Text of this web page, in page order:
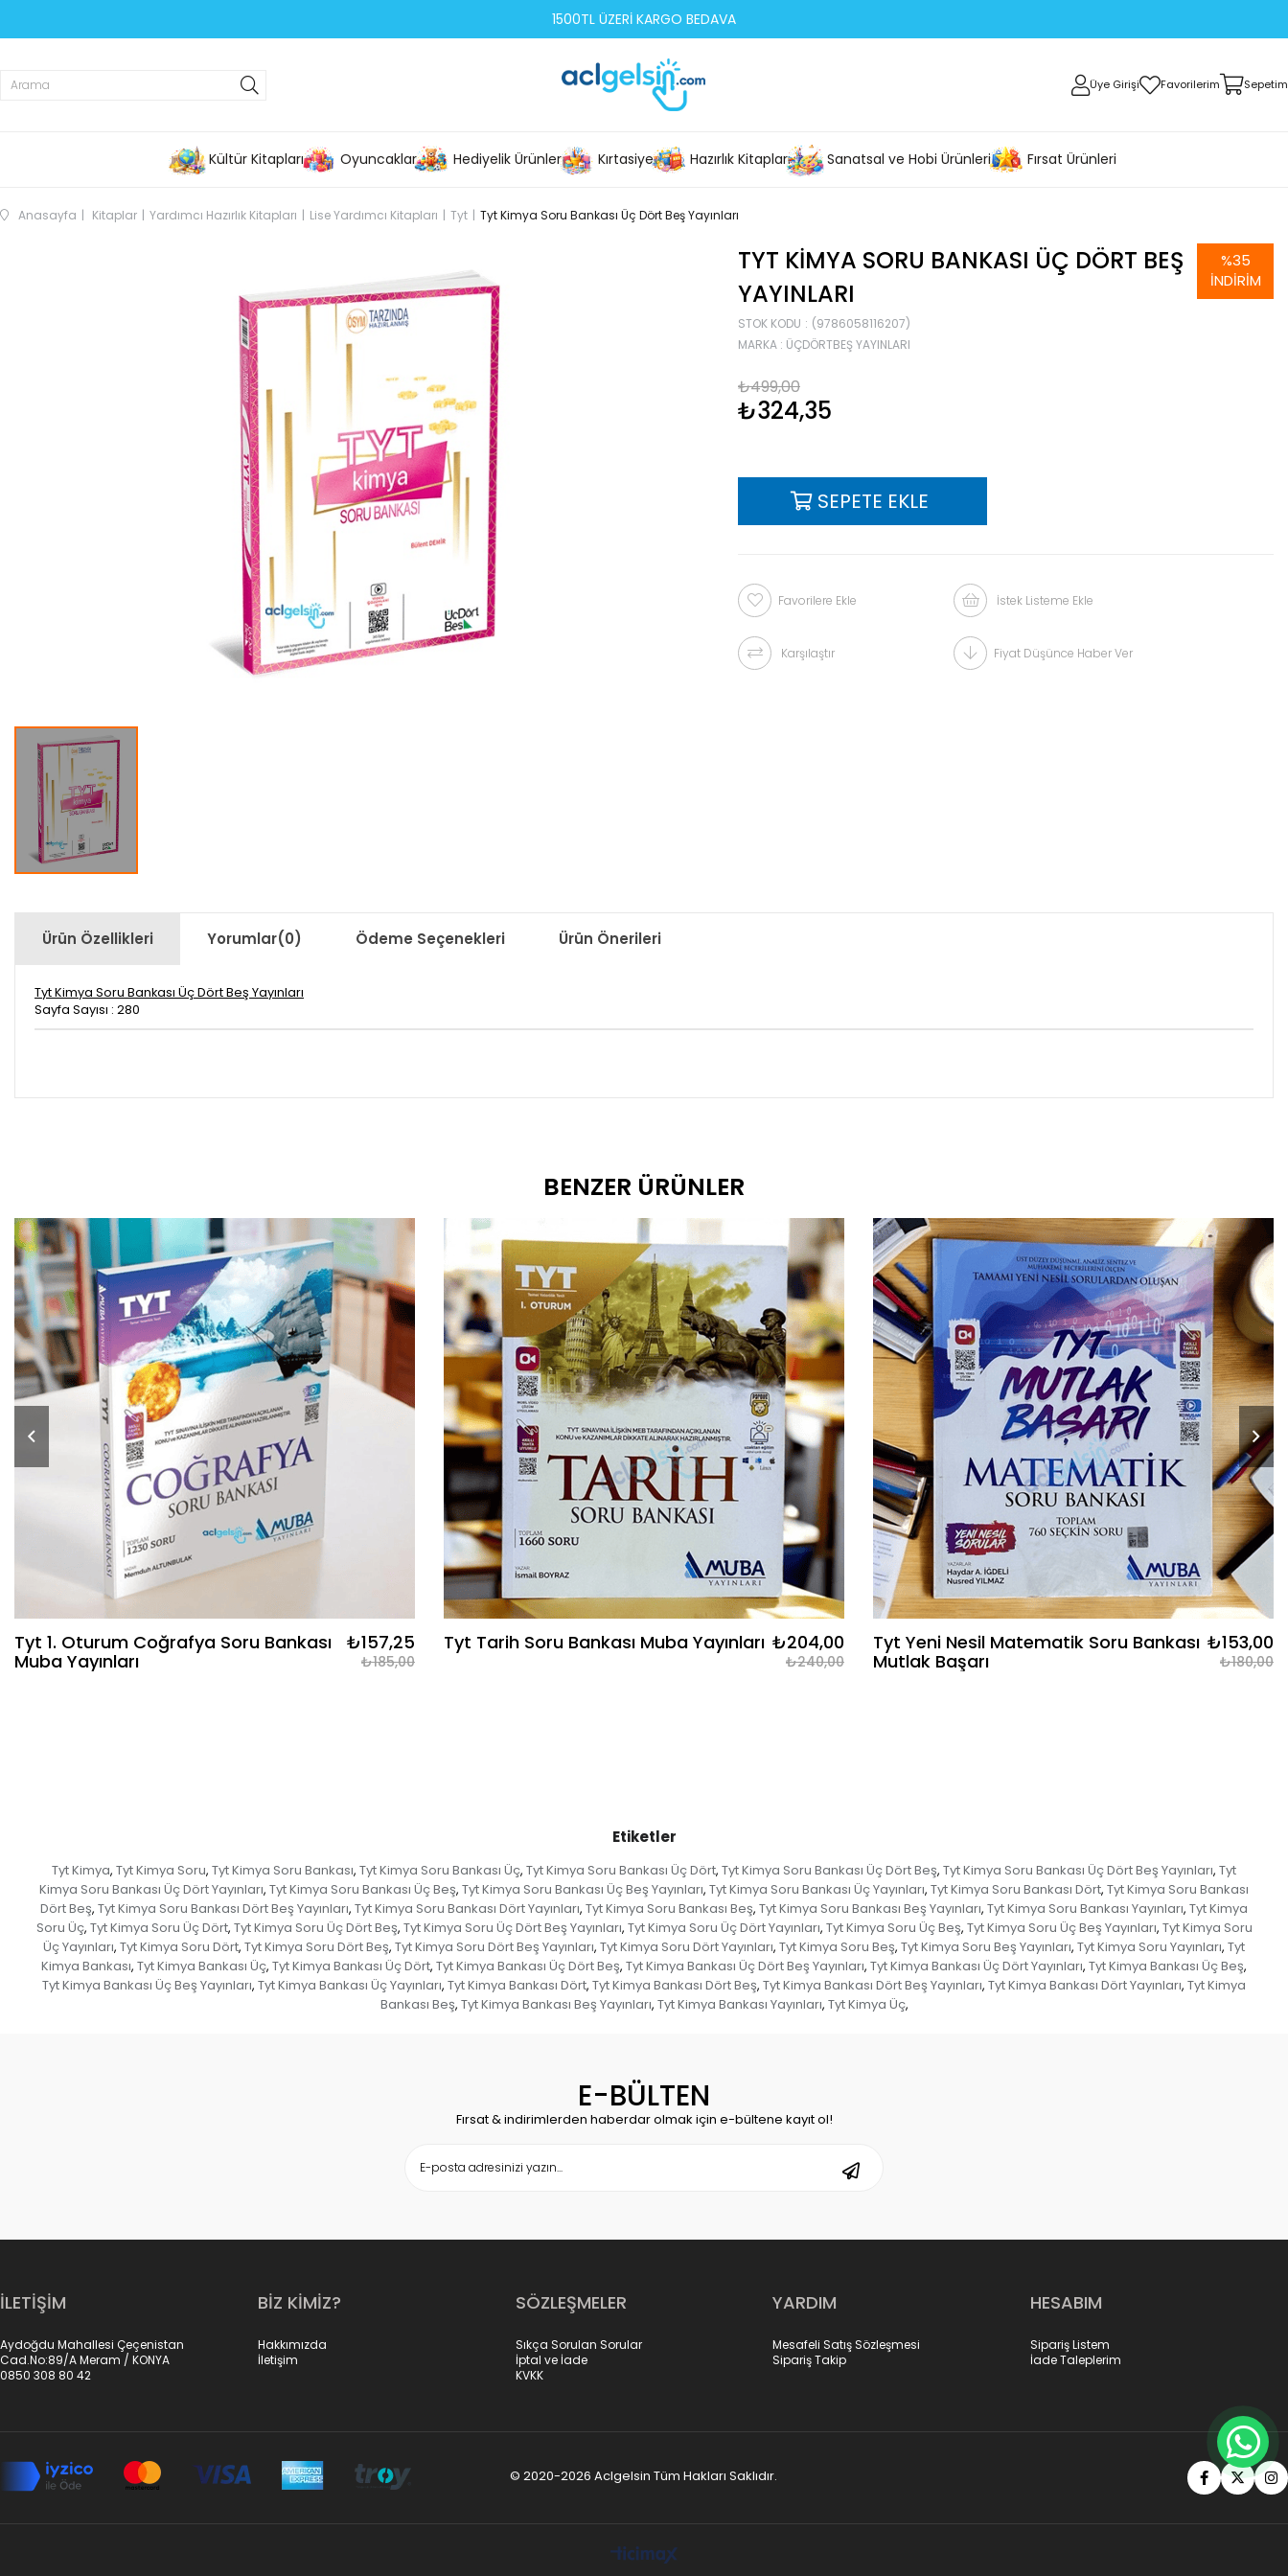
1500TL ÜZERİ KARGO BEDAVA
Üye Girişi Favorilerim Sepetim
Kültür Kitapları Oyuncaklar Hediyelik Ürünler Kırtasiye Hazırlık Kitapları Sanatsal ve Hobi Ürünleri Fırsat Ürünleri
Anasayfa Kitaplar Yardımcı Hazırlık Kitapları Lise Yardımcı Kitapları Tyt Tyt Kimya Soru Bankası Üç Dört Beş Yayınları
TYT KIMYA SORU BANKASI ÜÇ DÖRT BEŞ
YAYINLARI
STOK KODU
(9786058116207)
MARKA : ÜÇDÖRTBEŞ YAYINLARI
₺499,00
₺324,35
%35
İNDIRIM
Favorilere Ekle İstek Listeme Ekle
Karşılaştır Fiyat Düşünce Haber Ver
Ürün Özellikleri Yorumlar(0) Ödeme Seçenekleri Ürün Önerileri
Tyt Kimya Soru Bankası Üç Dört Beş Yayınları
Sayfa Sayısı : 280
BENZER ÜRÜNLER
Tyt 1. Oturum Coğrafya Soru Bankası
Muba Yayınları
₺157,25
₺185,00
Tyt Tarih Soru Bankası Muba Yayınları ₺204,00
₺240,00
Tyt Yeni Nesil Matematik Soru Bankası
Mutlak Başarı
₺153,00
₺180,00
Etiketler
Tyt Kimya, Tyt Kimya Soru, Tyt Kimya Soru Bankası, Tyt Kimya Soru Bankası Üç, Tyt Kimya Soru Bankası Üç Dört, Tyt Kimya Soru Bankası Üç Dört Beş, Tyt Kimya Soru Bankası Üç Dört Beş Yayınları, Tyt
Kimya Soru Bankası Üç Dört Yayınları, Tyt Kimya Soru Bankası Üç Beş, Tyt Kimya Soru Bankası Üç Beş Yayınları, Tyt Kimya Soru Bankası Üç Yayınları, Tyt Kimya Soru Bankası Dört, Tyt Kimya Soru Bankası
Dört Beş, Tyt Kimya Soru Bankası Dört Beş Yayınları, Tyt Kimya Soru Bankası Dört Yayınları, Tyt Kimya Soru Bankası Beş, Tyt Kimya Soru Bankası Beş Yayınları, Tyt Kimya Soru Bankası Yayınları, Tyt Kimya
Soru Üç, Tyt Kimya Soru Üç Dört, Tyt Kimya Soru Üç Dört Beş, Tyt Kimya Soru Üç Dört Beş Yayınları, Tyt Kimya Soru Üç Dört Yayınları, Tyt Kimya Soru Üç Beş, Tyt Kimya Soru Üç Beş Yayınları, Tyt Kimya Soru
Üç Yayınları, Tyt Kimya Soru Dört, Tyt Kimya Soru Dört Beş, Tyt Kimya Soru Dört Beş Yayınları, Tyt Kimya Soru Dört Yayınları, Tyt Kimya Soru Beş, Tyt Kimya Soru Beş Yayınları, Tyt Kimya Soru Yayınları, Tyt
Kimya Bankası, Tyt Kimya Bankası Üç, Tyt Kimya Bankası Üç Dört, Tyt Kimya Bankası Üç Dört Beş, Tyt Kimya Bankası Üç Dört Beş Yayınları, Tyt Kimya Bankası Üç Dört Yayınları, Tyt Kimya Bankası Üç Beş,
Tyt Kimya Bankası Üç Beş Yayınları, Tyt Kimya Bankası Üç Yayınları, Tyt Kimya Bankası Dört, Tyt Kimya Bankası Dört Beş, Tyt Kimya Bankası Dört Beş Yayınları, Tyt Kimya Bankası Dört Yayınları, Tyt Kimya
Bankası Beş, Tyt Kimya Bankası Beş Yayınları, Tyt Kimya Bankası Yayınları, Tyt Kimya Üç,
E-BÜLTEN
Fırsat & indirimlerden haberdar olmak için e-bültene kayıt ol!
İLETİŞİM
Aydoğdu Mahallesi Çeçenistan
Cad.No:89/A Meram / KONYA
0850 308 80 42
BİZ KİMİZ?
Hakkımızda
İletişim
SÖZLEŞMELER
Sıkça Sorulan Sorular
İptal ve İade
KVKK
YARDIM
Mesafeli Satış Sözleşmesi
Sipariş Takip
HESABIM
Sipariş Listem
İade Taleplerim
© 2020-2026 Aclgelsin Tüm Hakları Saklıdır.